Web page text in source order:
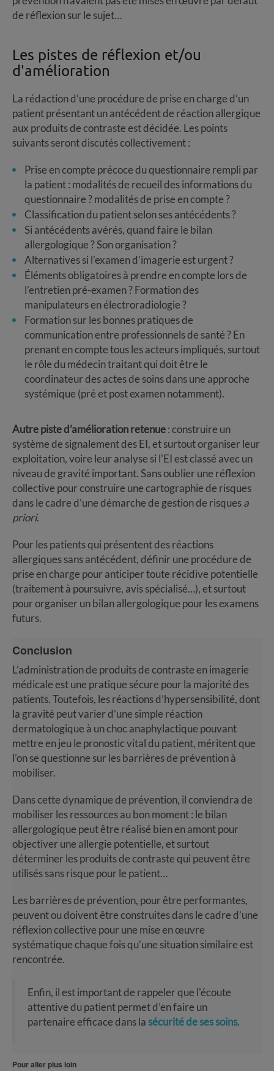
de réflexion sur le sujet…
Les pistes de réflexion et/ou
d'amélioration
La rédaction d’une procédure de prise en charge d’un
patient présentant un antécédent de réaction allergique
aux produits de contraste est décidée. Les points
suivants seront discutés collectivement :
Prise en compte précoce du questionnaire rempli par
la patient : modalités de recueil des informations du
questionnaire ? modalités de prise en compte ?
Classification du patient selon ses antécédents ?
Si antécédents avérés, quand faire le bilan
allergologique ? Son organisation ?
Alternatives si l’examen d’imagerie est urgent ?
Éléments obligatoires à prendre en compte lors de
l’entretien pré-examen ? Formation des
manipulateurs en électroradiologie ?
Formation sur les bonnes pratiques de
communication entre professionnels de santé ? En
prenant en compte tous les acteurs impliqués, surtout
le rôle du médecin traitant qui doit être le
coordinateur des actes de soins dans une approche
systémique (pré et post examen notamment).
Autre piste d’amélioration retenue: construire un
système de signalement des EI, et surtout organiser leur
exploitation, voire leur analyse si l'EI est classé avec un
niveau de gravité important. Sans oublier une réflexion
collective pour construire une cartographie de risques
dans le cadre d’une démarche de gestion de risquesa
priori.
Pour les patients qui présentent des réactions
allergiques sans antécédent, définir une procédure de
prise en charge pour anticiper toute récidive potentielle
(traitement à poursuivre, avis spécialisé…), et surtout
pour organiser un bilan allergologique pour les examens
futurs.
Conclusion
L’administration de produits de contraste en imagerie
médicale est une pratique sécure pour la majorité des
patients. Toutefois, les réactions d’hypersensibilité, dont
la gravité peut varier d’une simple réaction
dermatologique à un choc anaphylactique pouvant
mettre en jeu le pronostic vital du patient, méritent que
l’on se questionne sur les barrières de prévention à
mobiliser.
Dans cette dynamique de prévention, il conviendra de
mobiliser les ressources au bon moment : le bilan
allergologique peut être réalisé bien en amont pour
objectiver une allergie potentielle, et surtout
déterminer les produits de contraste qui peuvent être
utilisés sans risque pour le patient…
Les barrières de prévention, pour être performantes,
peuvent ou doivent être construites dans le cadre d’une
réflexion collective pour une mise en œuvre
systématique chaque fois qu’une situation similaire est
rencontrée.
Enfin, il est important de rappeler que l'écoute
attentive du patient permet d’en faire un
partenaire efficace dans lasécurité de ses soins.
Pour aller plus loin